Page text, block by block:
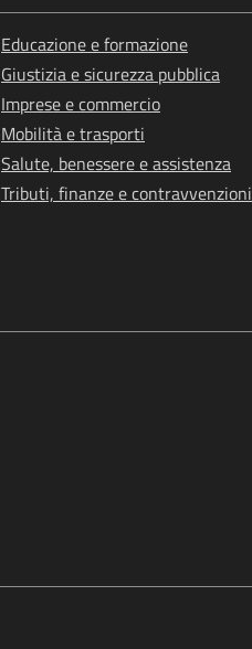
Educazione e formazione
Giustizia e sicurezza pubblica
Imprese e commercio
Mobilità e trasporti
Salute, benessere e assistenza
Tributi, finanze e contravvenzioni